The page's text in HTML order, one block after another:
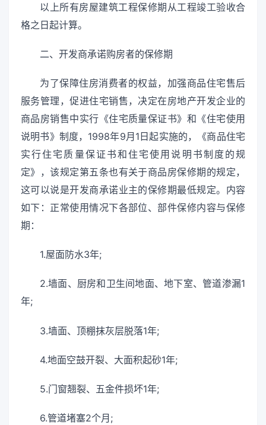
以上所有房屋建筑工程保修期从工程竣工验收合
格之日起计算。
二、开发商承诺购房者的保修期
为了保障住房消费者的权益，加强商品住宅售后
服务管理，促进住宅销售，决定在房地产开发企业的
商品房销售中实行《住宅质量保证书》和《住宅使用
说明书》制度，1998年9月1日起实施的，《商品住宅
实行住宅质量保证书和住宅使用说明书制度的规
定》，该规定第五条也有关于商品房保修期的规定，
这可以说是开发商承诺业主的保修期最低规定。内容
如下：正常使用情况下各部位、部件保修内容与保修
期：
1.屋面防水3年;
2.墙面、厨房和卫生间地面、地下室、管道渗漏1
年;
3.墙面、顶棚抹灰层脱落1年;
4.地面空鼓开裂、大面积起砂1年;
5.门窗翘裂、五金件损坏1年;
6.管道堵塞2个月;